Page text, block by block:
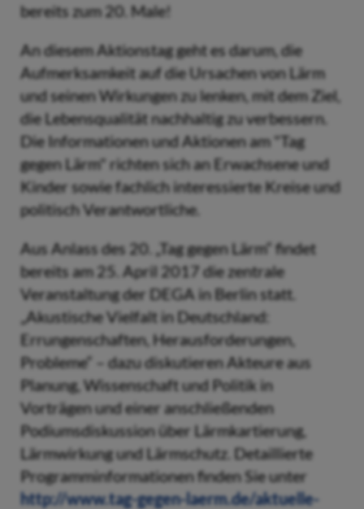
bereits zum 20. Male!
An diesem Aktionstag geht es darum, die
Aufmerksamkeit auf die Ursachen von Lärm
und seinen Wirkungen zu lenken, mit dem Ziel,
die Lebensqualität nachhaltig zu verbessern.
Die Informationen und Aktionen am "Tag
gegen Lärm" richten sich an Erwachsene und
Kinder sowie fachlich interessierte Kreise und
politisch Verantwortliche.
Aus Anlass des 20. „Tag gegen Lärm“ findet
bereits am 25. April 2017 die zentrale
Veranstaltung der DEGA in Berlin statt.
„Akustische Vielfalt in Deutschland:
Errungenschaften, Herausforderungen,
Probleme“ – dazu diskutieren Akteure aus
Planung, Wissenschaft und Politik in
Vorträgen und einer anschließenden
Podiumsdiskussion über Lärmkartierung,
Lärmwirkung und Lärmschutz. Detaillierte
Programminformationen finden Sie unter
http://www.tag-gegen-laerm.de/aktuelle-